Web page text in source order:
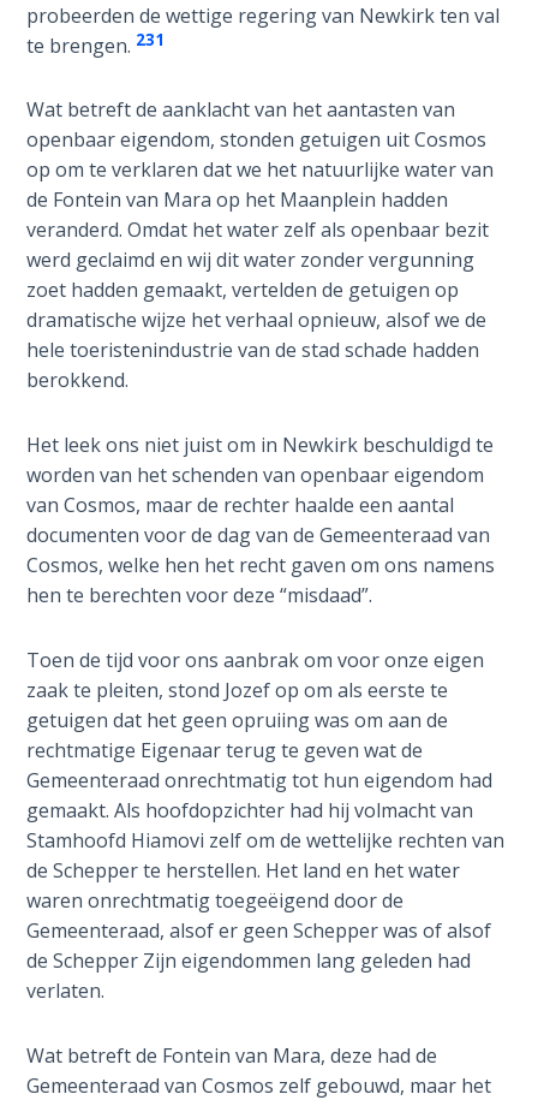
Deuteronomy:
The Second
4
Deuteronomy:
The Second
Law - Speech
5
Deuteronomy:
The Second
Law - Speech
Deuteronomy:
The Second
Law - Speech
7
Deuteronomy:
Law - Speech
8
Deuteronomy:
The Second
Law - Speech
Deuteronomy:
The Second
Law - Speech
10
Judges
probeerden de wettige regering van Newkirk ten val
te brengen. 231
Wat betreft de aanklacht van het aantasten van
openbaar eigendom, stonden getuigen uit Cosmos
op om te verklaren dat we het natuurlijke water van
de Fontein van Mara op het Maanplein hadden
veranderd. Omdat het water zelf als openbaar bezit
werd geclaimd en wij dit water zonder vergunning
zoet hadden gemaakt, vertelden de getuigen op
dramatische wijze het verhaal opnieuw, alsof we de
hele toeristenindustrie van de stad schade hadden
berokkend.
Het leek ons niet juist om in Newkirk beschuldigd te
worden van het schenden van openbaar eigendom
van Cosmos, maar de rechter haalde een aantal
documenten voor de dag van de Gemeenteraad van
Cosmos, welke hen het recht gaven om ons namens
hen te berechten voor deze “misdaad”.
Toen de tijd voor ons aanbrak om voor onze eigen
zaak te pleiten, stond Jozef op om als eerste te
getuigen dat het geen opruiing was om aan de
rechtmatige Eigenaar terug te geven wat de
Gemeenteraad onrechtmatig tot hun eigendom had
gemaakt. Als hoofdopzichter had hij volmacht van
Stamhoofd Hiamovi zelf om de wettelijke rechten van
de Schepper te herstellen. Het land en het water
waren onrechtmatig toegeëigend door de
Gemeenteraad, alsof er geen Schepper was of alsof
de Schepper Zijn eigendommen lang geleden had
verlaten.
Wat betreft de Fontein van Mara, deze had de
Gemeenteraad van Cosmos zelf gebouwd, maar het